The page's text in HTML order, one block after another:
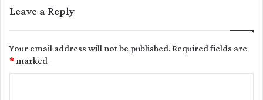
Leave a Reply
Your email address will not be published.Required fields are
marked
*